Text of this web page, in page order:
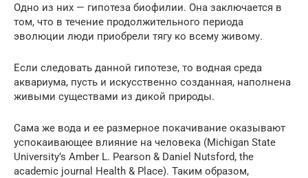
Одно из них — гипотеза биофилии. Она заключается в
том, что в течение продолжительного периода
эволюции люди приобрели тягу ко всему живому.
Если следовать данной гипотезе, то водная среда
аквариума, пусть и искусственно созданная, наполнена
живыми существами из дикой природы.
Сама же вода и ее размерное покачивание оказывают
успокаивающее влияние на человека (Michigan State
University’s Amber L. Pearson & Daniel Nutsford, the
academic journal Health & Place). Таким образом,